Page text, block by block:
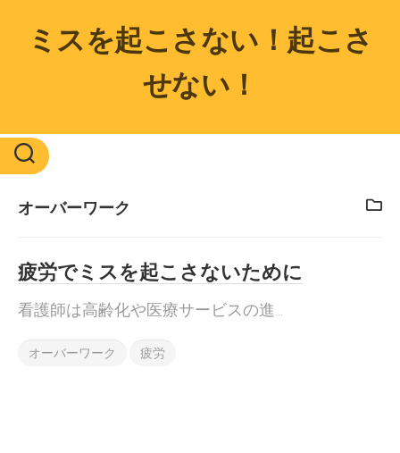
contentミスを起こさない！起こさ
せない！
オーバーワーク
疲労でミスを起こさないために
看護師は高齢化や医療サービスの進...
オーバーワーク 疲労